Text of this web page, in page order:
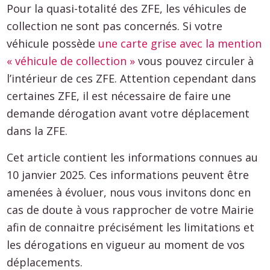
Pour la quasi-totalité des ZFE, les véhicules de
collection ne sont pas concernés. Si votre
véhicule possède une carte grise avec la mention
« véhicule de collection » vous pouvez circuler à
l’intérieur de ces ZFE. Attention cependant dans
certaines ZFE, il est nécessaire de faire une
demande dérogation avant votre déplacement
dans la ZFE.
Cet article contient les informations connues au
10 janvier 2025. Ces informations peuvent être
amenées à évoluer, nous vous invitons donc en
cas de doute à vous rapprocher de votre Mairie
afin de connaitre précisément les limitations et
les dérogations en vigueur au moment de vos
déplacements.